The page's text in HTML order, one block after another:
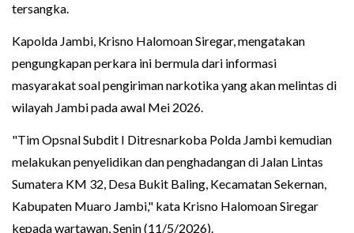
tersangka.
Kapolda Jambi, Krisno Halomoan Siregar, mengatakan
pengungkapan perkara ini bermula dari informasi
masyarakat soal pengiriman narkotika yang akan melintas di
wilayah Jambi pada awal Mei 2026.
"Tim Opsnal Subdit I Ditresnarkoba Polda Jambi kemudian
melakukan penyelidikan dan penghadangan di Jalan Lintas
Sumatera KM 32, Desa Bukit Baling, Kecamatan Sekernan,
Kabupaten Muaro Jambi," kata Krisno Halomoan Siregar
kepada wartawan, Senin (11/5/2026).